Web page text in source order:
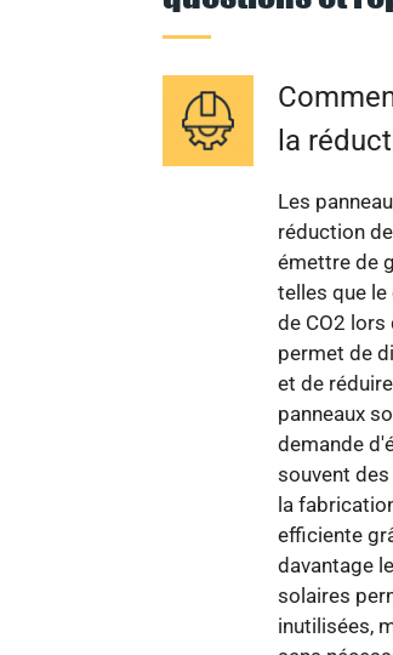
la
Les
réduction
émettre de
telles que le
de CO2
permet de
et de
panneaux
demande
souvent
la
efficiente
davantage
solaires
inutilisées,